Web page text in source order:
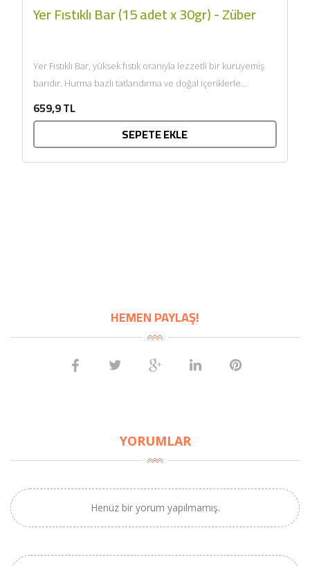
Yer Fıstıklı Bar (15 adet x 30gr) - Züber
Yer Fıstıklı Bar, yüksek fıstık oranıyla lezzetli bir kuruyemiş
barıdır. Hurma bazlı tatlandırma ve doğal içeriklerle
659,9 TL
SEPETE EKLE
HEMEN PAYLAŞ!
YORUMLAR
Henüz bir yorum yapılmamış.